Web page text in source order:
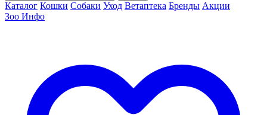
Каталог Кошки Собаки Уход Ветаптека Бренды Акции
Зоо Инфо